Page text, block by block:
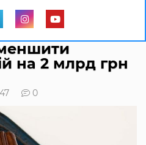
на 2 млрд грн
0